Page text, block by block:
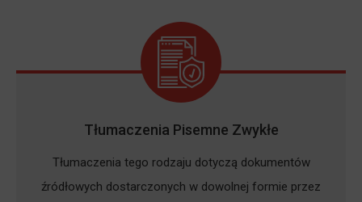
Tłumaczenia Pisemne Zwykłe
Tłumaczenia tego rodzaju dotyczą dokumentów
źródłowych dostarczonych w dowolnej formie przez